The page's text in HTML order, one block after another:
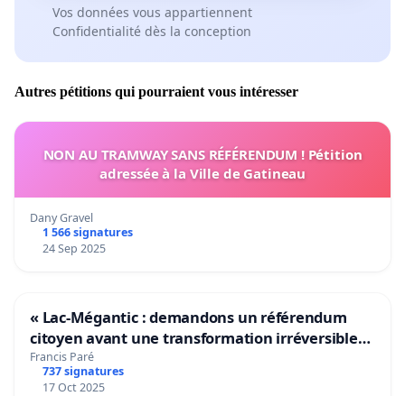
Vos données vous appartiennent
Confidentialité dès la conception
Autres pétitions qui pourraient vous intéresser
NON AU TRAMWAY SANS RÉFÉRENDUM ! Pétition
adressée à la Ville de Gatineau
Dany Gravel
1 566 signatures
24 Sep 2025
« Lac-Mégantic : demandons un référendum
citoyen avant une transformation irréversible
de notre territoire »
Francis Paré
737 signatures
17 Oct 2025